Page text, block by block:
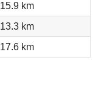
15.9 km
13.3 km
17.6 km